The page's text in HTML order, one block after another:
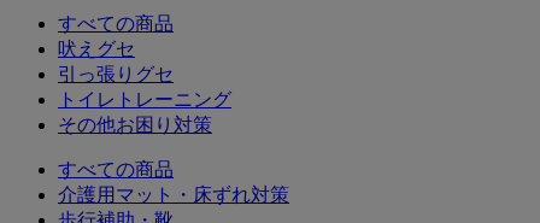
すべての商品
吠えグセ
引っ張りグセ
トイレトレーニング
その他お困り対策
すべての商品
介護用マット・床ずれ対策